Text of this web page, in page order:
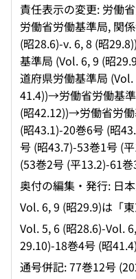
責任表示の変更: 労働
労働省労働基準局, 関
(昭28.6)-v. 6, 8 (昭
基準局 (Vol. 6, 9 (昭
道府県労働基準局
41.4))→労働省労働基
(昭42.12))→労働省労
(昭43.1)-20巻6号 (昭
号 (昭43.7)-53巻1号 (
(53巻2号 (平13.2)-61
奥付の編集・発行: 日
Vol. 6, 9 (昭29.9)は「
Vol. 5, 6 (昭28.6)-Vol.
29.10)-18巻4号 (昭
通号併記: 77巻12号